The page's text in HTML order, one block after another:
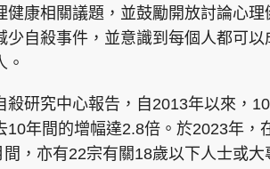
東周JETSO 東勝
智富
緣
鬼靈
健康相關議題，並鼓勵開放討論心理
少自殺事件，並意識到每個人都可以
。
殺研究中心報告，自2013年以來，
10年間的增幅達2.8倍。於2023年，
，亦有22宗有關18歲以下人士或大